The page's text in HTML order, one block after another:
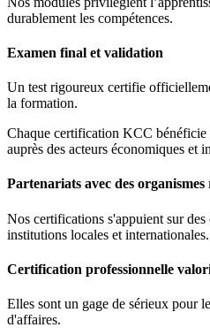
durablement les compétences.
Examen final et validation
Un test rigoureux certifie
la formation.
Chaque certification KCC bénéficie
auprès des acteurs économiques et
Partenariats avec des organismes
Nos certifications s'appuient sur
institutions locales et internationales.
Certification professionnelle
Elles sont un gage de sérieux pour
d'affaires.